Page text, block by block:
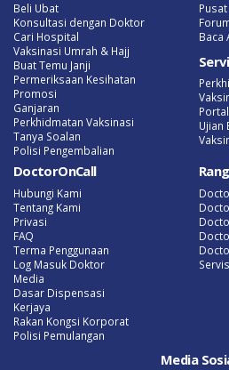
Beli Ubat
Konsultasi dengan Doktor
Cari Hospital
Vaksinasi Umrah & Hajj
Buat Temu Janji
Permeriksaan Kesihatan
Promosi
Ganjaran
Perkhidmatan Vaksinasi
Tanya Soalan
Polisi Pengembalian
Baca
Ujian
DoctorOnCall
Hubungi Kami
Tentang Kami
Privasi
FAQ
Terma Penggunaan
Log Masuk Doktor
Media
Dasar Dispensasi
Kerjaya
Rakan Kongsi Korporat
Polisi Pemulangan
Media